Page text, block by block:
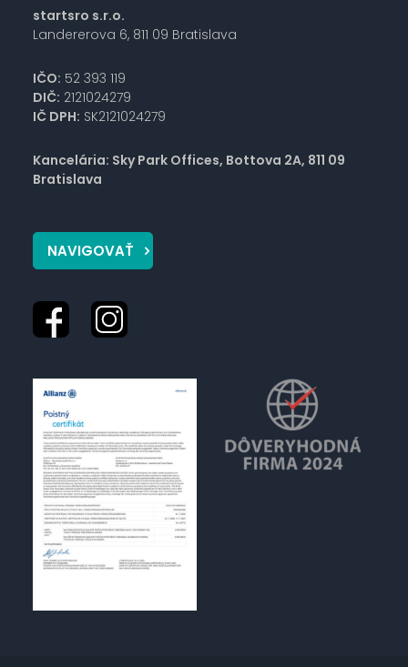
startsro s.r.o.
Landererova 6, 811 09 Bratislava
IČO: 52 393 119
DIČ: 2121024279
IČ DPH: SK2121024279
Kancelária: Sky Park Offices, Bottova 2A, 811 09
Bratislava
NAVIGOVAŤ